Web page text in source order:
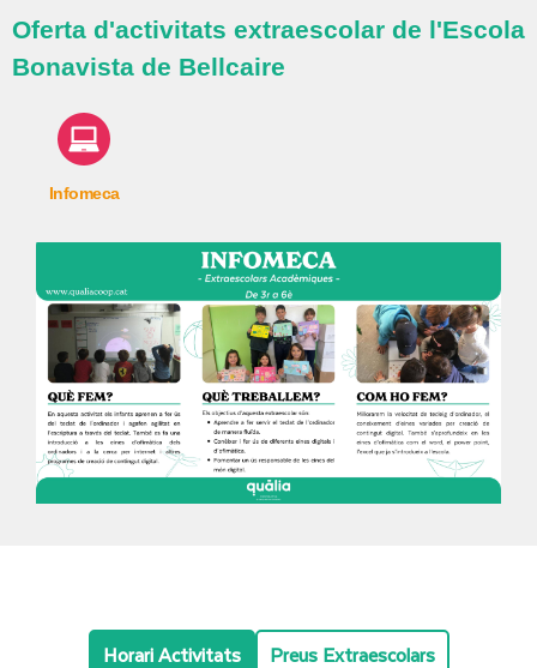
Oferta d'activitats extraescolar de l'Escola
Bonavista de Bellcaire
Infomeca
Horari Activitats
Preus Extraescolars